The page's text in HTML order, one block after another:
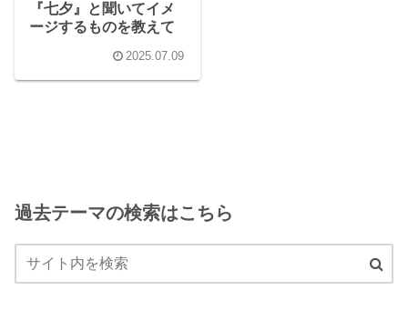
『七夕』と聞いてイメ
ージするものを教えて
2025.07.09
過去テーマの検索はこちら